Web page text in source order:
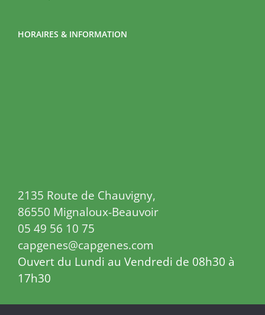
HORAIRES & INFORMATION
2135 Route de Chauvigny,
86550 Mignaloux-Beauvoir
05 49 56 10 75
capgenes@capgenes.com
Ouvert du Lundi au Vendredi de 08h30 à
17h30